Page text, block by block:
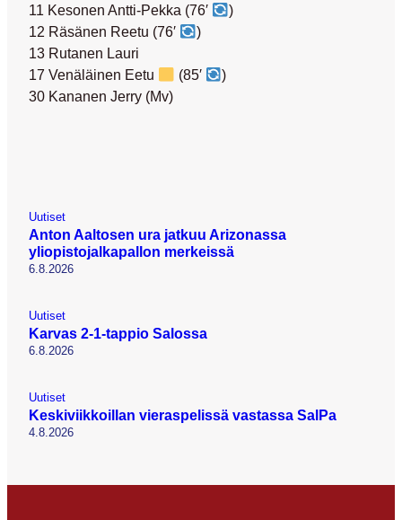
11 Kesonen Antti-Pekka (76′
)
12 Räsänen Reetu (76′
)
13 Rutanen Lauri
17 Venäläinen Eetu
(85′
)
30 Kananen Jerry (Mv)
Uutiset
Anton Aaltosen ura jatkuu Arizonassa
yliopistojalkapallon merkeissä
6.8.2026
Uutiset
Karvas 2-1-tappio Salossa
6.8.2026
Uutiset
Keskiviikkoillan vieraspelissä vastassa SalPa
4.8.2026